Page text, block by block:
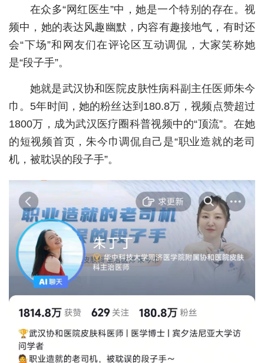
环球
专题
极客圈
经济
城建
科教
健康
悠游
相亲
汽车
房产
消费
创意
文化
在众多“网红医生”中，她是一个特别的存在。视
频中，她的表达风趣幽默，内容有趣接地气，有时还
会“下场”和网友们在评论区互动调侃，大家笑称她
是“段子手”。
她就是武汉协和医院皮肤性病科副主任医师朱今
巾。5年时间，她的粉丝达到180.8万，视频点赞超过
1800万，成为武汉医疗圈科普视频中的“顶流”。在她
的短视频首页，朱今巾调侃自己是“职业造就的老司
机，被耽误的段子手”。